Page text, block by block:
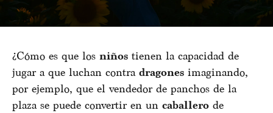
¿Cómo es que los niños tienen la capacidad de
jugar a que luchan contra dragones imaginando,
por ejemplo, que el vendedor de panchos de la
plaza se puede convertir en un caballero de